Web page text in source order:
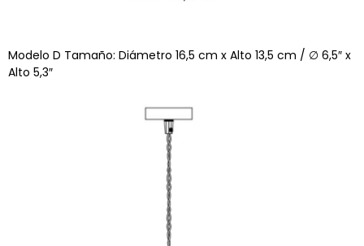
Modelo D Tamaño: Diámetro 16,5 cm x Alto 13,5 cm / ∅ 6,5″ x
Alto 5,3″